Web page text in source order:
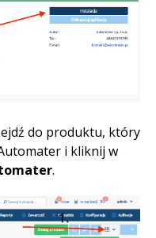
do produktu, który
i kliknij w
.